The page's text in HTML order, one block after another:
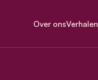
Over onsVerhalen